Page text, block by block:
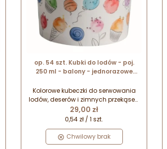
op. 54 szt. Kubki do lodów - poj.
250 ml - balony - jednorazowe
wys. 55 mm
Kolorowe kubeczki do serwowania
lodów, deserów i zimnych przekąsek.
Papierowe miseczki pokryte warstwą
foli polietylenowej, która zabezpiecza
zawiera plastik.
Cena
29,00 zł
0,54 zł / 1 szt.
Chwilowy brak